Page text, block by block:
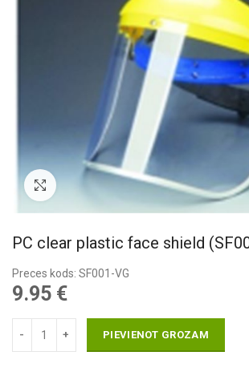
Pietuvināt
PC clear plastic face shield
Preces kods: SF001-VG
9.95 €
PIEVIENOT GROZAM